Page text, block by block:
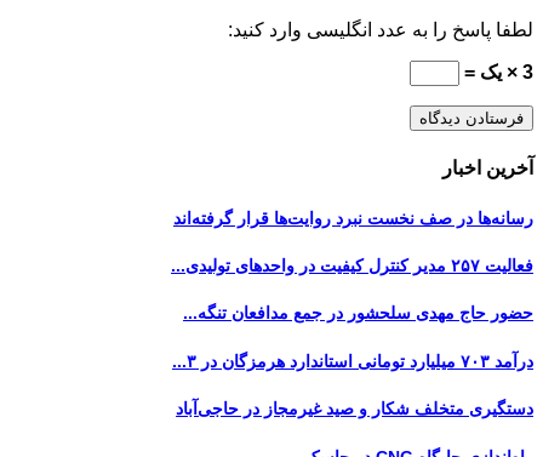
لطفا پاسخ را به عدد انگلیسی وارد کنید:
3 × یک =
آخرین اخبار
رسانه‌ها در صف نخست نبرد روایت‌ها قرار گرفته‌اند
فعالیت ۲۵۷ مدیر کنترل کیفیت در واحدهای تولیدی...
حضور حاج مهدی سلحشور در جمع مدافعان تنگه...
درآمد ۷۰۳ میلیارد تومانی استاندارد هرمزگان در ۳...
دستگیری متخلف شکار و صید غیرمجاز در حاجی‌آباد